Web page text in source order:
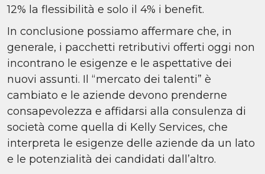
12% la flessibilità e solo il 4% i benefit.
In conclusione possiamo affermare che, in
generale, i pacchetti retributivi offerti oggi non
incontrano le esigenze e le aspettative dei
nuovi assunti. Il “mercato dei talenti” è
cambiato e le aziende devono prenderne
consapevolezza e affidarsi alla consulenza di
società come quella di Kelly Services, che
interpreta le esigenze delle aziende da un lato
e le potenzialità dei candidati dall’altro.